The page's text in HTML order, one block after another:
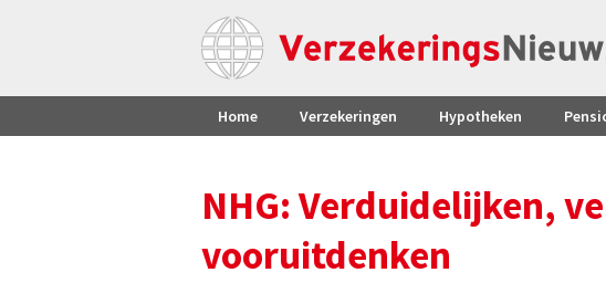
Home Verzekeringen Hypotheken
NHG: Verduidelijken,
vooruitdenken